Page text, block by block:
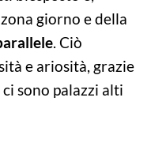
giorno e della
. Ciò
e ariosità, grazie
sono palazzi alti